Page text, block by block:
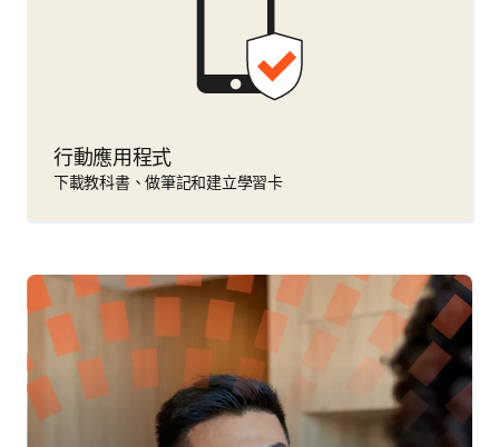
行動應用程式
下載教科書、做筆記和建立學習卡